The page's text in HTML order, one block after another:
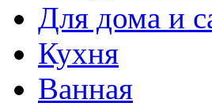
Для дома и
Кухня
Ванная